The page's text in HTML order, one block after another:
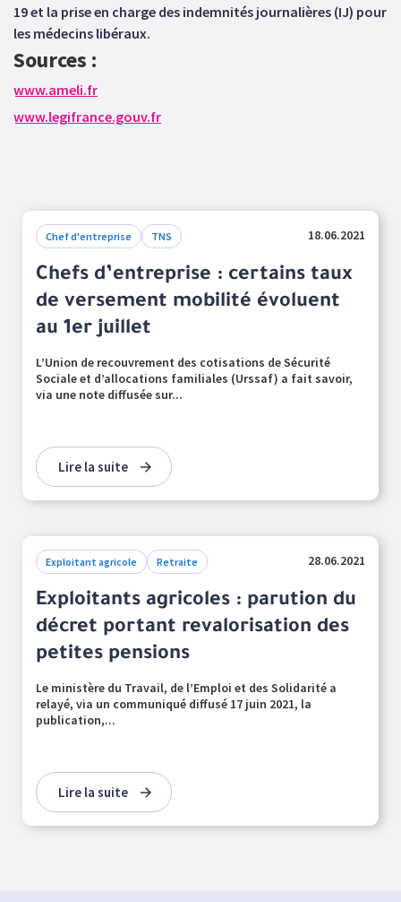
19 et la prise en charge des indemnités journalières (IJ) pour
les médecins libéraux.
Sources :
www.ameli.fr
www.legifrance.gouv.fr
Chef d'entreprise TNS 18.06.2021
Chefs d’entreprise : certains taux
de versement mobilité évoluent
au 1er juillet
L’Union de recouvrement des cotisations de Sécurité
Sociale et d’allocations familiales (Urssaf) a fait savoir,
via une note diffusée sur...
Lire la suite
Exploitant agricole Retraite 28.06.2021
Exploitants agricoles : parution du
décret portant revalorisation des
petites pensions
Le ministère du Travail, de l’Emploi et des Solidarité a
relayé, via un communiqué diffusé 17 juin 2021, la
publication,...
Lire la suite